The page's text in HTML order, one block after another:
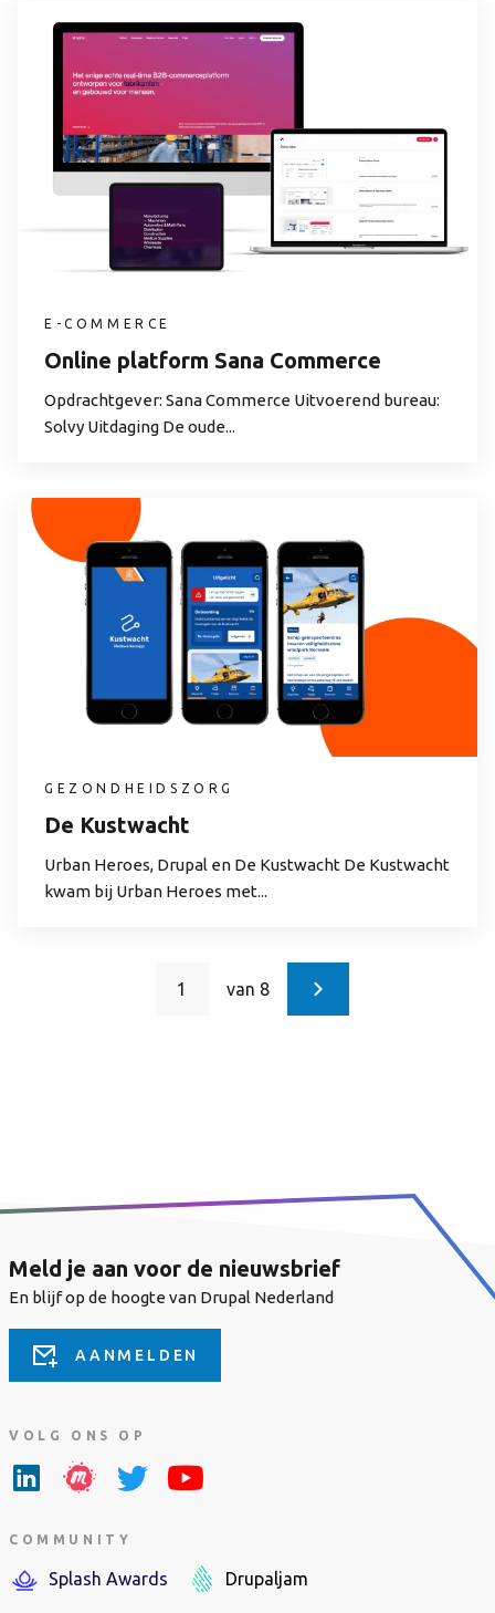
E-COMMERCE
Online platform Sana Commerce
Opdrachtgever: Sana Commerce Uitvoerend bureau:
Solvy Uitdaging De oude...
GEZONDHEIDSZORG
De Kustwacht
Urban Heroes, Drupal en De Kustwacht De Kustwacht
kwam bij Urban Heroes met...
1 van 8
Meld je aan voor de nieuwsbrief
En blijf op de hoogte van Drupal Nederland
AANMELDEN
VOLG ONS OP
COMMUNITY
Splash Awards Drupaljam